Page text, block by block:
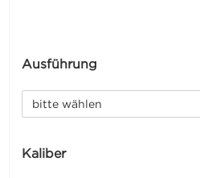
Ausführung
bitte wählen
Kaliber